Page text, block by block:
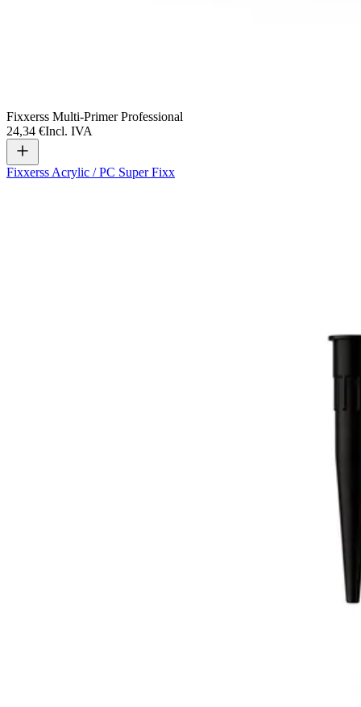
Fixxerss Multi-Primer Professional
24,34 €Incl. IVA
Fixxerss Acrylic / PC Super Fixx